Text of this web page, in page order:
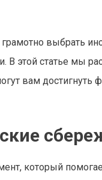
выбрать
В этой статье
вам
который